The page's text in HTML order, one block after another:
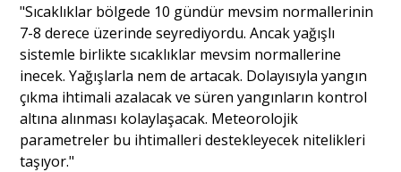
Dosya Haber
Ankara Analiz
Sağlık
"Sıcaklıklar bölgede 10 gündür mevsim normallerinin
7-8 derece üzerinde seyrediyordu. Ancak yağışlı
sistemle birlikte sıcaklıklar mevsim normallerine
inecek. Yağışlarla nem de artacak. Dolayısıyla yangın
çıkma ihtimali azalacak ve süren yangınların kontrol
altına alınması kolaylaşacak. Meteorolojik
parametreler bu ihtimalleri destekleyecek nitelikleri
taşıyor."